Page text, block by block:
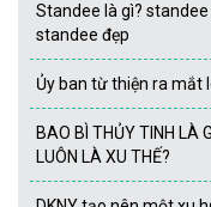
Standee là gì?
standee đẹp
Ủy ban từ thiện ra mắt
BAO BÌ THỦY TINH LÀ
LUÔN LÀ XU THẾ?